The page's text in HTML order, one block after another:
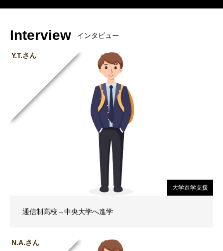
Interview インタビュー
Y.T.さん
大学進学支援
通信制高校→中央大学へ進学
N.A.さん